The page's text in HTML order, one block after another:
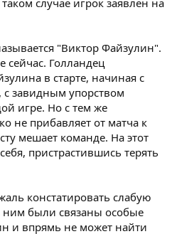
"Виктор Файзулин".
сейчас. Голландец
в старте, начиная с
с завидным упорством
игре. Но с тем же
не прибавляет от матча к
мешает команде. На этот
пристрастившись терять
констатировать слабую
ним были связаны особые
и впрямь не может найти